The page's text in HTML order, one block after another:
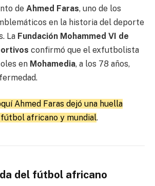
de Ahmed Faras, uno de los
en la historia del deporte
La Fundación Mohammed VI de
confirmó que el exfutbolista
en Mohamedia, a los 78 años,
Ahmed Faras dejó una huella
africano y mundial.
del fútbol africano